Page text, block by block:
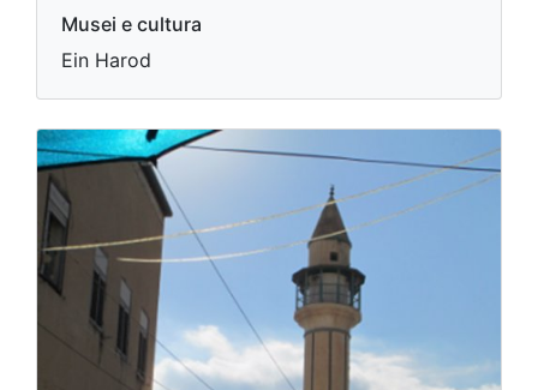
Musei e cultura
Ein Harod